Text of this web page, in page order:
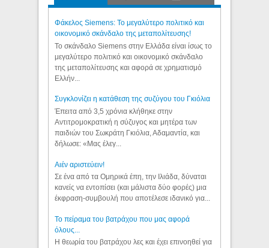
Φάκελος Siemens: Το μεγαλύτερο πολιτικό και
οικονομικό σκάνδαλο της μεταπολίτευσης!
Το σκάνδαλο Siemens στην Ελλάδα είναι ίσως το
μεγαλύτερο πολιτικό και οικονομικό σκάνδαλο
της μεταπολίτευσης και αφορά σε χρηματισμό
Ελλήν...
Συγκλονίζει η κατάθεση της συζύγου του Γκιόλια
Έπειτα από 3,5 χρόνια κλήθηκε στην
Αντιτρομοκρατική η σύζυγος και μητέρα των
παιδιών του Σωκράτη Γκιόλια, Αδαμαντία, και
δήλωσε: «Μας έλεγ...
Aιέν αριστεύειν!
Σε ένα από τα Ομηρικά έπη, την Ιλιάδα, δύναται
κανείς να εντοπίσει (και μάλιστα δύο φορές) μια
έκφραση-συμβουλή που αποτέλεσε ιδανικό για...
Το πείραμα του βατράχου που μας αφορά
όλους...
Η θεωρία του βατράχου λες και έχει επινοηθεί για